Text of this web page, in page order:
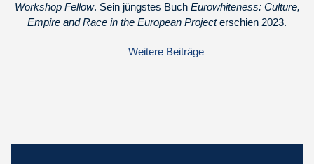
Workshop Fellow. Sein jüngstes Buch Eurowhiteness: Culture,
Empire and Race in the European Projecterschien 2023.
Weitere Beiträge